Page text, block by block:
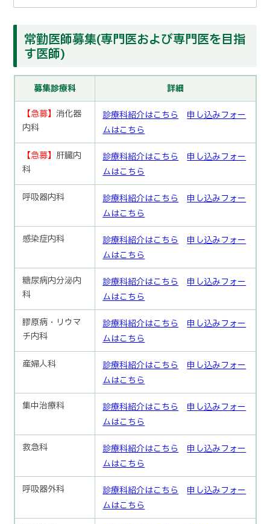
常勤医師募集(専門医および専門医を目指
す医師)
募集診療科
詳細
【急募】消化器
内科
診療科紹介はこちら
申し込みフォー
ムはこちら
【急募】 肝臓内
科
診療科紹介はこちら
申し込みフォー
ムはこちら
呼吸器内科
診療科紹介はこちら
申し込みフォー
ムはこちら
感染症内科
診療科紹介はこちら
申し込みフォー
ムはこちら
糖尿病内分泌内
科
診療科紹介はこちら
申し込みフォー
ムはこちら
膠原病・リウマ
チ内科
診療科紹介はこちら
申し込みフォー
ムはこちら
産婦人科
診療科紹介はこちら
申し込みフォー
ムはこちら
集中治療科
診療科紹介はこちら
申し込みフォー
ムはこちら
救急科
診療科紹介はこちら
申し込みフォー
ムはこちら
呼吸器外科
診療科紹介はこちら
申し込みフォー
ムはこちら